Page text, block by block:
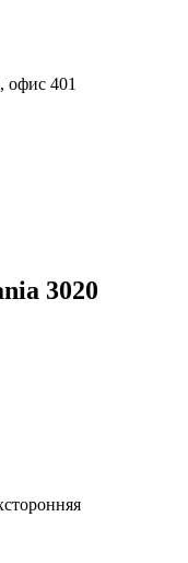
офис 401
3020